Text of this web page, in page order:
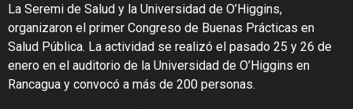
La Seremi de Salud y la Universidad de O’Higgins,
organizaron el primer Congreso de Buenas Prácticas en
Salud Pública. La actividad se realizó el pasado 25 y 26 de
enero en el auditorio de la Universidad de O’Higgins en
Rancagua y convocó a más de 200 personas.